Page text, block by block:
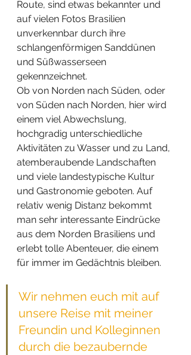
Route, sind etwas bekannter und
auf vielen Fotos Brasilien
unverkennbar durch ihre
schlangenförmigen Sanddünen
und Süßwasserseen
gekennzeichnet.
Ob von Norden nach Süden, oder
von Süden nach Norden, hier wird
einem viel Abwechslung,
hochgradig unterschiedliche
Aktivitäten zu Wasser und zu Land,
atemberaubende Landschaften
und viele landestypische Kultur
und Gastronomie geboten. Auf
relativ wenig Distanz bekommt
man sehr interessante Eindrücke
aus dem Norden Brasiliens und
erlebt tolle Abenteuer, die einem
für immer im Gedächtnis bleiben.
Wir nehmen euch mit auf
unsere Reise mit meiner
Freundin und Kolleginnen
durch die bezaubernde